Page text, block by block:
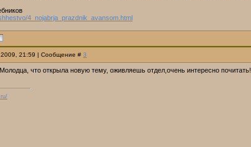
4_nojabrja_prazdnik_avansom.html
21:59 | Сообщение # 3
что открыла новую тему, оживляешь отдел,очень интересно почитать!